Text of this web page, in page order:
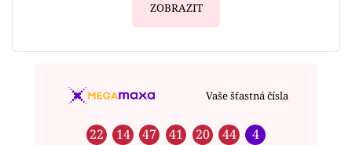
ZOBRAZIT
Vaše šťastná čísla
22 14 47 41 20 44 4